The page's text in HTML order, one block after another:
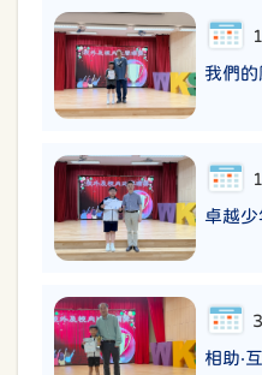
我們
卓越
相助‧